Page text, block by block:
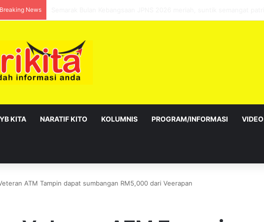
Breaking News
YB KITA NARATIF KITO KOLUMNIS PROGRAM/INFORMASI VIDEO
ATM Tampin dapat sumbangan RM5,000 dari Veerapan